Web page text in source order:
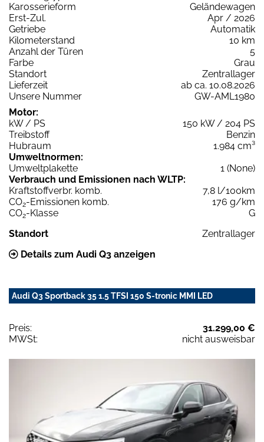
Karosserieform
Geländewagen
Erst-Zul.
Apr / 2026
Getriebe
Automatik
Kilometerstand
10 km
Anzahl der Türen
5
Farbe
Grau
Standort
Zentrallager
Lieferzeit
ab ca. 10.08.2026
Unsere Nummer
GW-AML1980
Motor:
kW / PS
150 kW / 204 PS
Treibstoff
Benzin
Hubraum
1.984 cm³
Umweltnormen:
Umweltplakette
1 (None)
Verbrauch und Emissionen nach WLTP:
Kraftstoffverbr. komb.
7,8 l/100km
CO2-Emissionen komb.
176 g/km
CO2-Klasse
G
Standort
Zentrallager
Details zum Audi Q3 anzeigen
Audi Q3 Sportback 35 1.5 TFSI 150 S-tronic MMI LED
Preis:
31.299,00 €
MWSt:
nicht ausweisbar